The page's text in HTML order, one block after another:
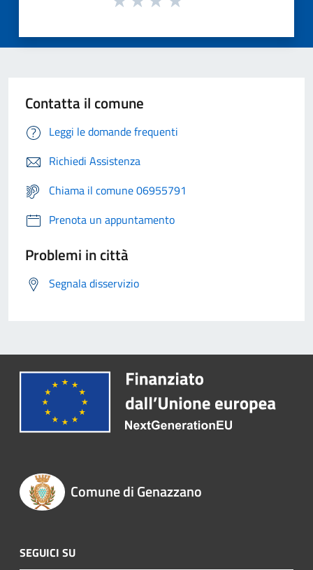
Contatta il comune
Leggi le domande frequenti
Richiedi Assistenza
Chiama il comune 06955791
Prenota un appuntamento
Problemi in città
Segnala disservizio
Comune di Genazzano
SEGUICI SU